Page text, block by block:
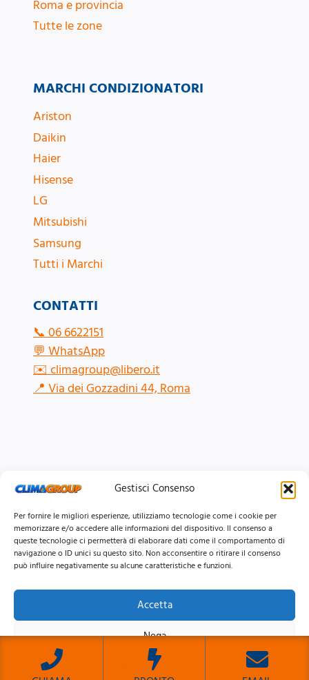
Gestisci Consenso
Per fornire le migliori esperienze, utilizziamo tecnologie come i cookie per
memorizzare e/o accedere alle informazioni del dispositivo. Il consenso a
queste tecnologie ci permetterà di elaborare dati come il comportamento di
navigazione o ID unici su questo sito. Non acconsentire o ritirare il consenso
può influire negativamente su alcune caratteristiche e funzioni.
Accetta
Nega
Visualizza le preferenze
Roma e provincia
Tutte le zone
CONTATTI
📞06 6622151
💬WhatsApp
✉️climagroup@libero.it
📍Via dei Gozzadini 44, Roma
MARCHI CONDIZIONATORI
Ariston
Daikin
Haier
Hisense
LG
Mitsubishi
Samsung
Tutti i Marchi
© 2026 Clima Group Impianti Srls P.IVA: 17771951005
Privacy
CookiePolicy | Mappa del Sito